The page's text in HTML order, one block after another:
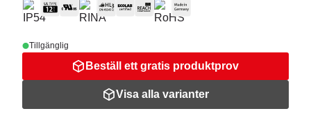
Tillgänglig
Beställ ett gratis produktprov
Visa alla varianter